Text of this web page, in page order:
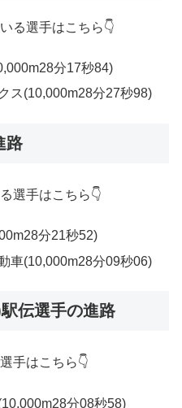
る選手はこちら👇
分17秒84)
ス(10,000m28分27秒98)
路
選手はこちら👇
分21秒52)
車(10,000m28分09秒06)
伝選手の進路
手はこちら👇
分08秒58)